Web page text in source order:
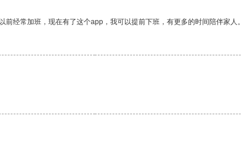
经常加班，现在有了这个app，我可以提前下班，有更多的时间陪伴家人。